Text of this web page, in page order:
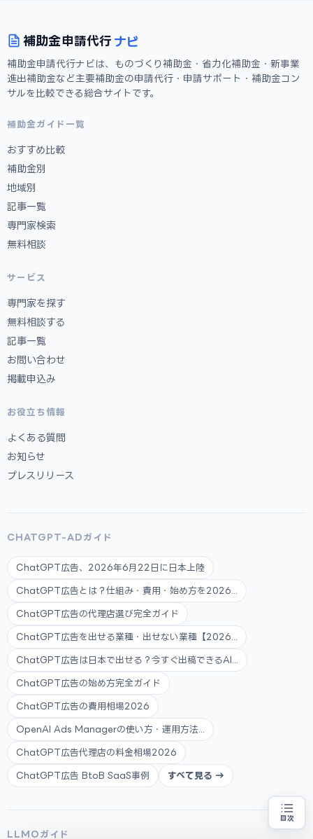
目次
専門家に無料相談する
補助金申請代行 ナビ
補助金申請代行ナビは、ものづくり補助金・省力化補助金・新事業
進出補助金など主要補助金の申請代行・申請サポート・補助金コン
サルを比較できる総合サイトです。
補助金ガイド一覧
おすすめ比較
補助金別
地域別
記事一覧
専門家検索
無料相談
サービス
専門家を探す
無料相談する
記事一覧
お問い合わせ
掲載申込み
お役立ち情報
よくある質問
お知らせ
プレスリリース
CHATGPT-ADガイド
ChatGPT広告、2026年6月22日に日本上陸
ChatGPT広告とは？仕組み・費用・始め方を2026...
ChatGPT広告の代理店選び完全ガイド
ChatGPT広告を出せる業種・出せない業種【2026...
ChatGPT広告は日本で出せる？今すぐ出稿できるAI...
ChatGPT広告の始め方完全ガイド
ChatGPT広告の費用相場2026
OpenAI Ads Managerの使い方・運用方法...
ChatGPT広告代理店の料金相場2026
ChatGPT広告 BtoB SaaS事例 すべて見る →
LLMOガイド